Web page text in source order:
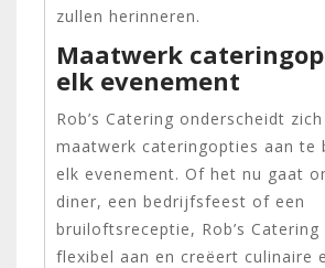
zullen herinneren.
Maatwerk
elk evenement
Rob’s Catering onderscheidt
maatwerk cateringopties aan te
elk evenement. Of het nu gaat
diner, een bedrijfsfeest of een
bruiloftsreceptie, Rob’s Catering
flexibel aan en creëert culinaire